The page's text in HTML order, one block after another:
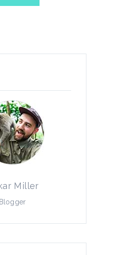
Miller
Blogger